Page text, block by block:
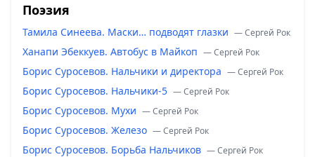
Поэзия
Тамила Синеева. Маски… подводят глазки — Сергей Рок
Ханапи Эбеккуев. Автобус в Майкоп — Сергей Рок
Борис Суросевов. Нальчики и директора — Сергей Рок
Борис Суросевов. Нальчики-5 — Сергей Рок
Борис Суросевов. Мухи — Сергей Рок
Борис Суросевов. Железо — Сергей Рок
Борис Суросевов. Борьба Нальчиков — Сергей Рок